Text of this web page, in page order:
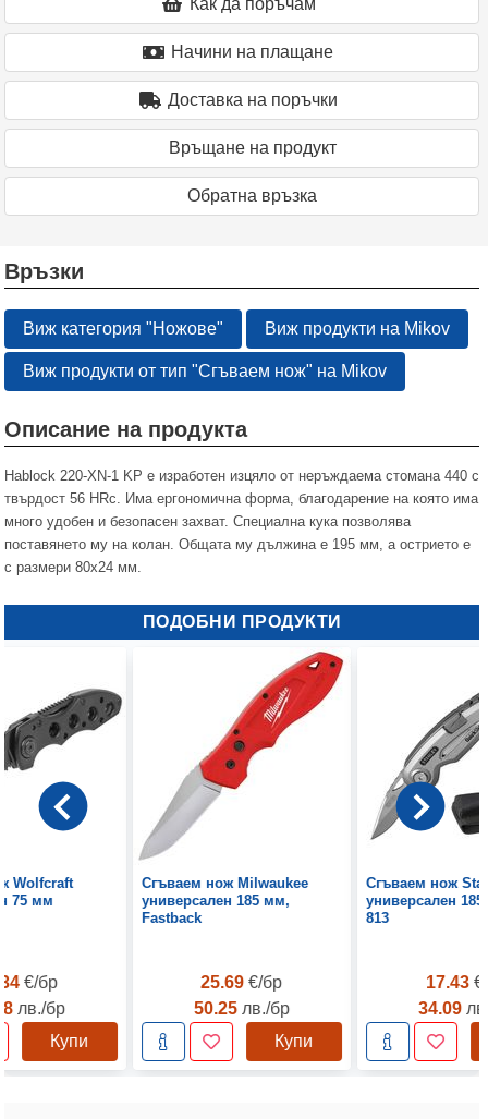
Как да поръчам
Начини на плащане
Доставка на поръчки
Връщане на продукт
Oбратна връзка
Връзки
Виж категория "Ножове" Виж продукти на Mikov
Виж продукти от тип "Сгъваем нож" на Mikov
Описание на продукта
Hablock 220-XN-1 KP е изработен изцяло от неръждаема стомана 440 с
твърдост 56 HRc. Има ергономична форма, благодарение на която има
много удобен и безопасен захват. Специална кука позволява
поставянето му на колан. Общата му дължина е 195 мм, а острието е
с размери 80х24 мм.
ПОДОБНИ ПРОДУКТИ
Wolfcraft
75 мм
€/бр
лв./бр
Купи
Сгъваем нож Milwaukee
универсален 185 мм,
Fastback
25.69€/бр
50.25 лв./бр
Купи
Сгъваем нож
универсален
813
17.43
34.09